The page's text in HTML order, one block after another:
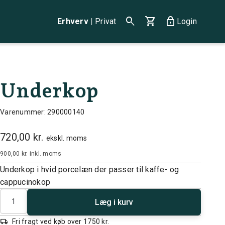
Erhverv | Privat search shopping_cart lock Login
Underkop
Varenummer: 290000140
720,00 kr. ekskl. moms
900,00 kr. inkl. moms
Underkop i hvid porcelæn der passer til kaffe- og
cappucinokop
Antal
Læg i kurv
local_shipping Fri fragt ved køb over 1750 kr.